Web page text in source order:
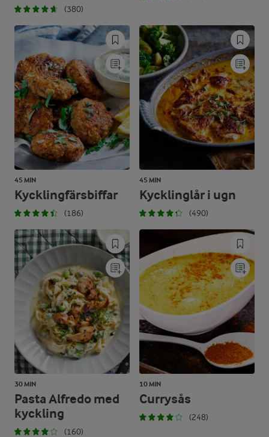
(380)
45 MIN
Kycklingfärsbiffar
(186)
45 MIN
Kycklinglår i ugn
(490)
30 MIN
Pasta Alfredo med
kyckling
(160)
10 MIN
Currysås
(248)